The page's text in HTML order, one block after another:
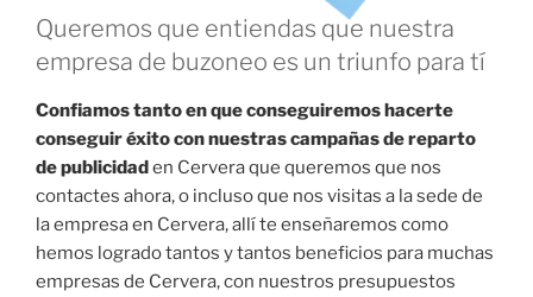
Queremos que entiendas que nuestra
empresa de buzoneo es un triunfo para tí
Confiamos tanto en que conseguiremos hacerte
conseguir éxito con nuestras campañas de reparto
de publicidaden Cervera que queremos que nos
contactes ahora, o incluso que nos visitas a la sede de
la empresa en Cervera, allí te enseñaremos como
hemos logrado tantos y tantos beneficios para muchas
empresas de Cervera, con nuestros presupuestos